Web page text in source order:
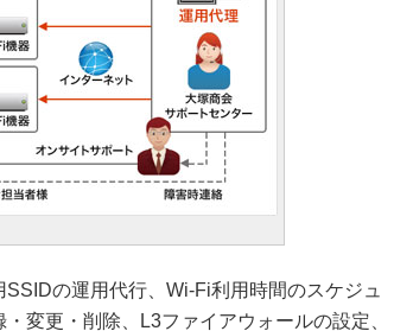
の運用代行、Wi-Fi利用時間のスケジュ
変更・削除、L3ファイアウォールの設定、